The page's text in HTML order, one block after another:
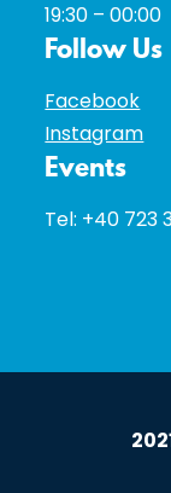
19:30 – 00:00
Follow Us
Facebook
Instagram
Events
Tel: +40 723